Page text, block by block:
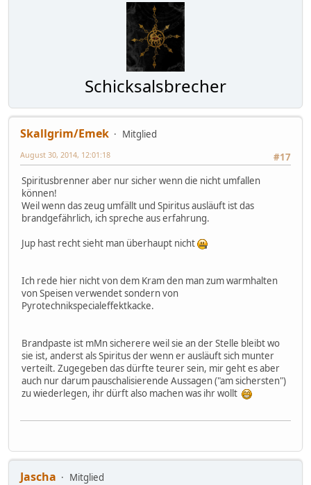
Schicksalsbrecher
Skallgrim/Emek
Mitglied
#17
August 30, 2014, 12:01:18
Spiritusbrenner aber nur sicher wenn die nicht umfallen
können!
Weil wenn das zeug umfällt und Spiritus ausläuft ist das
brandgefährlich, ich spreche aus erfahrung.
Jup hast recht sieht man überhaupt nicht
Ich rede hier nicht von dem Kram den man zum warmhalten
von Speisen verwendet sondern von
Pyrotechnikspecialeffektkacke.
Brandpaste ist mMn sicherere weil sie an der Stelle bleibt wo
sie ist, anderst als Spiritus der wenn er ausläuft sich munter
verteilt. Zugegeben das dürfte teurer sein, mir geht es aber
auch nur darum pauschalisierende Aussagen ("am sichersten")
zu wiederlegen, ihr dürft also machen was ihr wollt
Jascha
Mitglied